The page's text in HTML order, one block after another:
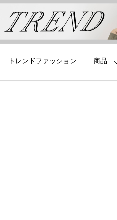
トレンドファッション 商品